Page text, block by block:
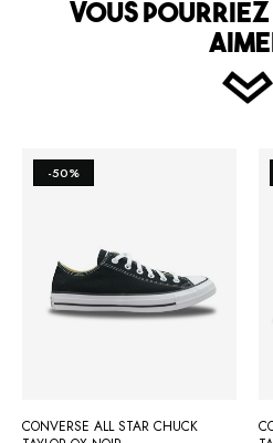
VOUS
CONVERSE ALL STAR CHUCK
-50%